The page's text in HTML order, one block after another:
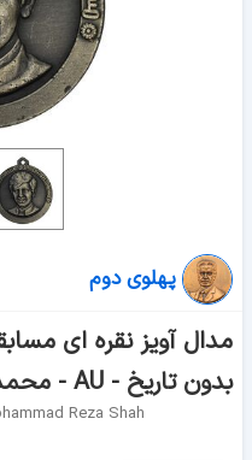
پهلوی دوم
مدال آویز نقره ای
بدون تاریخ - AU - محمد رضا شاه
Reza Shah